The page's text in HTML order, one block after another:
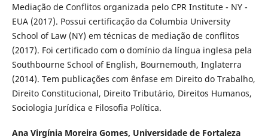
Mediação de Conflitos organizada pelo CPR Institute - NY -
EUA (2017). Possui certificação da Columbia University
School of Law (NY) em técnicas de mediação de conflitos
(2017). Foi certificado com o domínio da língua inglesa pela
Southbourne School of English, Bournemouth, Inglaterra
(2014). Tem publicações com ênfase em Direito do Trabalho,
Direito Constitucional, Direito Tributário, Direitos Humanos,
Sociologia Jurídica e Filosofia Política.
Ana Virgínia Moreira Gomes, Universidade de Fortaleza